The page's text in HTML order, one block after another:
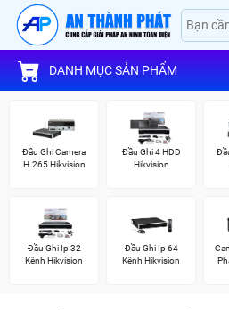
DANH MỤC SẢN PHẨM
Đầu Ghi Camera
H.265 Hikvision
Đầu Ghi 4 HDD
Hikvision
Đầu Ghi Ip 32
Kênh Hikvision
Đầu Ghi Ip 64
Kênh Hikvision